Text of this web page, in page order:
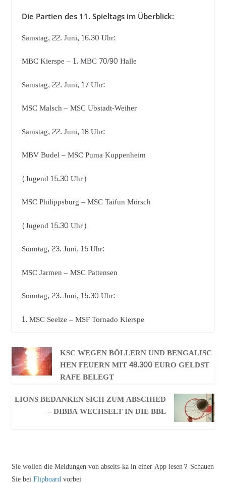
Die Partien des 11. Spieltags im Überblick:
Samstag, 22. Juni, 16.30 Uhr:
MBC Kierspe – 1. MBC 70/90 Halle
Samstag, 22. Juni, 17 Uhr:
MSC Malsch – MSC Ubstadt-Weiher
Samstag, 22. Juni, 18 Uhr:
MBV Budel – MSC Puma Kuppenheim
(Jugend 15.30 Uhr)
MSC Philippsburg – MSC Taifun Mörsch
(Jugend 15.30 Uhr)
Sonntag, 23. Juni, 15 Uhr:
MSC Jarmen – MSC Pattensen
Sonntag, 23. Juni, 15.30 Uhr:
1. MSC Seelze – MSF Tornado Kierspe
KSC WEGEN BÖLLERN UND BENGALISC
HEN FEUERN MIT 48.300 EURO GELDST
RAFE BELEGT
LIONS BEDANKEN SICH ZUM ABSCHIED
– DIBBA WECHSELT IN DIE BBL
Sie wollen die Meldungen von abseits-ka in einer App lesen? Schauen
Sie beiFlipboardvorbei